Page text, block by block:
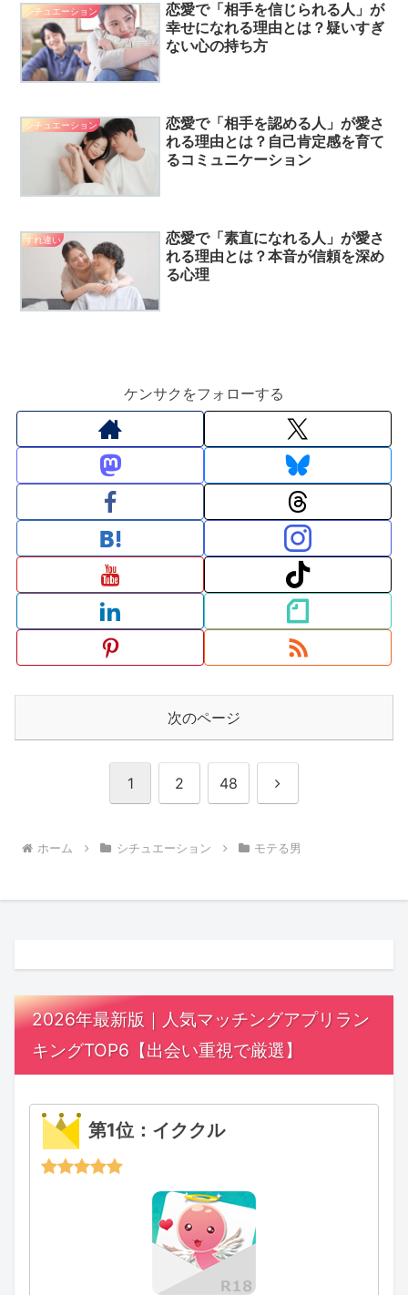
シチュエーション
恋愛で「相手を信じられる人」が
幸せになれる理由とは？疑いすぎ
ない心の持ち方
シチュエーション
恋愛で「相手を認める人」が愛さ
れる理由とは？自己肯定感を育て
るコミュニケーション
すれ違い
恋愛で「素直になれる人」が愛さ
れる理由とは？本音が信頼を深め
る心理
ケンサクをフォローする
次のページ
1 2 48 次
ホーム シチュエーション モテる男
2026年最新版｜人気マッチングアプリラン
キングTOP6【出会い重視で厳選】
第1位：イククル